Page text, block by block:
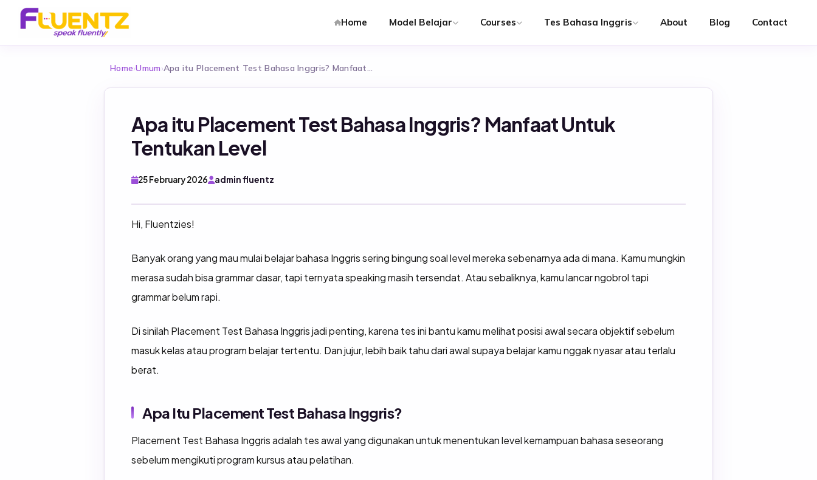
Home Model Belajar Courses Tes Bahasa Inggris About Blog Contact
Home›Umum›Apa itu Placement Test Bahasa Inggris? Manfaat…
Apa itu Placement Test Bahasa Inggris? Manfaat Untuk
Tentukan Level
25 February 2026 admin fluentz
Hi, Fluentzies!
Banyak orang yang mau mulai belajar bahasa Inggris sering bingung soal level mereka sebenarnya ada di mana. Kamu mungkin
merasa sudah bisa grammar dasar, tapi ternyata speaking masih tersendat. Atau sebaliknya, kamu lancar ngobrol tapi
grammar belum rapi.
Di sinilah Placement Test Bahasa Inggris jadi penting, karena tes ini bantu kamu melihat posisi awal secara objektif sebelum
masuk kelas atau program belajar tertentu. Dan jujur, lebih baik tahu dari awal supaya belajar kamu nggak nyasar atau terlalu
berat.
Apa Itu Placement Test Bahasa Inggris?
Placement Test Bahasa Inggris adalah tes awal yang digunakan untuk menentukan level kemampuan bahasa seseorang
sebelum mengikuti program kursus atau pelatihan.